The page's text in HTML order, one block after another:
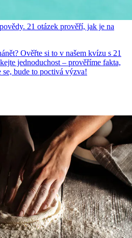
21 otázek prověří, jak je na
Ověřte si to v našem kvízu s 21
jednoduchost – prověříme fakta,
bude to poctivá výzva!